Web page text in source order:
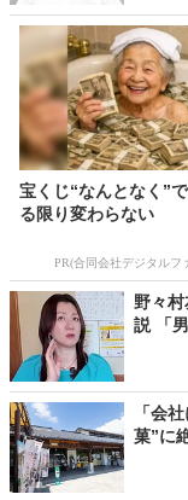
宝くじ“なんとなく”
る限り変わらない
PR(合同会社デジタルフ
野々村
説 「
「会
菓”に